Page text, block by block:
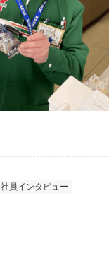
社員インタビュー